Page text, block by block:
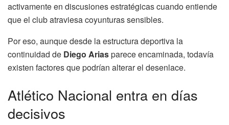
activamente en discusiones estratégicas cuando entiende
que el club atraviesa coyunturas sensibles.
Por eso, aunque desde la estructura deportiva la
continuidad de Diego Ariasparece encaminada, todavía
existen factores que podrían alterar el desenlace.
Atlético Nacional entra en días
decisivos